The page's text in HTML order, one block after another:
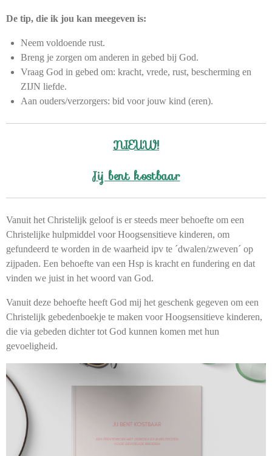
De tip, die ik jou kan meegeven is:
Neem voldoende rust.
Breng je zorgen om anderen in gebed bij God.
Vraag God in gebed om: kracht, vrede, rust, bescherming en
ZIJN liefde.
Aan ouders/verzorgers: bid voor jouw kind (eren).
NIEUW!
Jij bent kostbaar
Vanuit het Christelijk geloof is er steeds meer behoefte om een
Christelijke hulpmiddel voor Hoogsensitieve kinderen, om
gefundeerd te worden in de waarheid ipv te ´dwalen/zweven´ op
zijpaden. Een behoefte van een Hsp is kracht en fundering en dat
vinden we juist in het woord van God.
Vanuit deze behoefte heeft God mij het geschenk gegeven om een
Christelijk gebedenboekje te maken voor Hoogsensitieve kinderen,
die via gebeden dichter tot God kunnen komen met hun
gevoeligheid.